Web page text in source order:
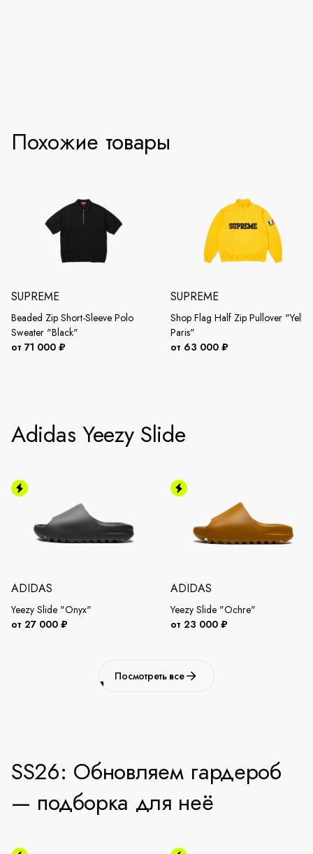
Похожие товары
SUPREME
Beaded Zip Short-Sleeve Polo
Sweater "Black"
от 71 000 ₽
SUPREME
Shop Flag Half Zip Pullover
Paris"
от 63 000 ₽
Adidas Yeezy Slide
ADIDAS
Yeezy Slide "Onyx"
от 27 000 ₽
ADIDAS
Yeezy Slide "Ochre"
от 23 000 ₽
Посмотреть все
SS26: Обновляем гардероб
— подборка для неё